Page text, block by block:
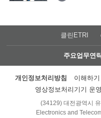
클린ETRI
주요업무연
개인정보처리방침 이해하
영상정보처리기기 운
(34129) 대전광역시
Electronics and